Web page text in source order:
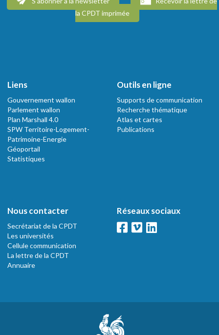
la CPDT imprimée
Liens
Gouvernement wallon
Parlement wallon
Plan Marshall 4.0
SPW Territoire-Logement-
Patrimoine-Energie
Géoportail
Statistiques
Outils en ligne
Supports de communication
Recherche thématique
Atlas et cartes
Publications
Nous contacter
Secrétariat de la CPDT
Les universités
Cellule communication
La lettre de la CPDT
Annuaire
Réseaux sociaux